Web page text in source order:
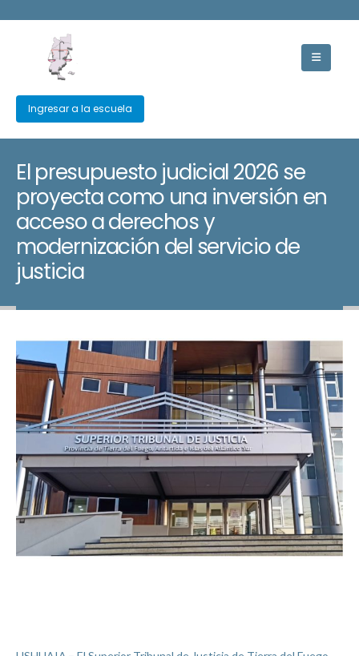
Ingresar a la escuela
El presupuesto judicial 2026 se
proyecta como una inversión en
acceso a derechos y
modernización del servicio de
justicia